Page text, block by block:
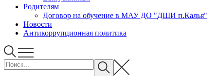
Родителям
Договор на обучение в МАУ ДО "ДШИ п.Калья"
Новости
Антикоррупционная политика